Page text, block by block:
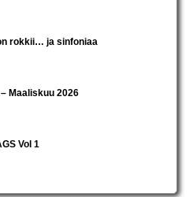
rokkii… ja sinfoniaa
Maaliskuu 2026
Vol 1